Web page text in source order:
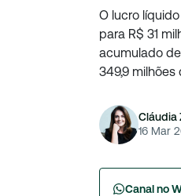
O lucro
para R$ 31
acumulado
349,9 milhões
Cláudia
16 Mar
Canal no